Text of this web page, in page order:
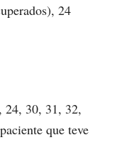
24
24, 30, 31, 32,
que teve